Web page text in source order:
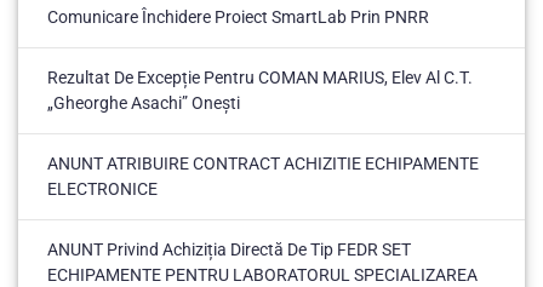
Comunicare Închidere Proiect SmartLab Prin PNRR
Rezultat De Excepție Pentru COMAN MARIUS, Elev Al C.T.
„Gheorghe Asachi” Onești
ANUNT ATRIBUIRE CONTRACT ACHIZITIE ECHIPAMENTE
ELECTRONICE
ANUNT Privind Achiziția Directă De Tip FEDR SET
ECHIPAMENTE PENTRU LABORATORUL SPECIALIZAREA